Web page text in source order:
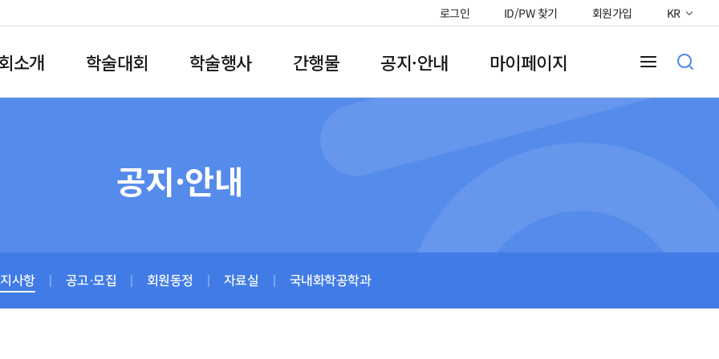
로그인 ID/PW 찾기 회원가입 KR
소개 학술대회 학술행사 간행물 공지·안내 마이페이지
공지·안내
사항 공고·모집 회원동정 자료실 국내화학공학과